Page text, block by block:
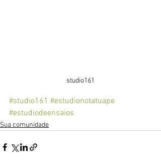
studio161
#studio161 #estudionotatuape
#estudiodeensaios
Sua comunidade